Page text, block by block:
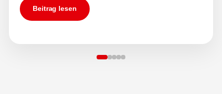
Beitrag lesen